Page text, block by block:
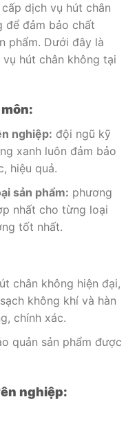
dịch vụ hút chân
để đảm bảo chất
phẩm. Dưới đây là
hút chân không tại
nghiệp: đội ngũ kỹ
xanh luôn đảm bảo
hiệu quả.
sản phẩm: phương
nhất cho từng loại
tốt nhất.
chân không hiện đại,
không khí và hàn
chính xác.
quản sản phẩm được
nghiệp: